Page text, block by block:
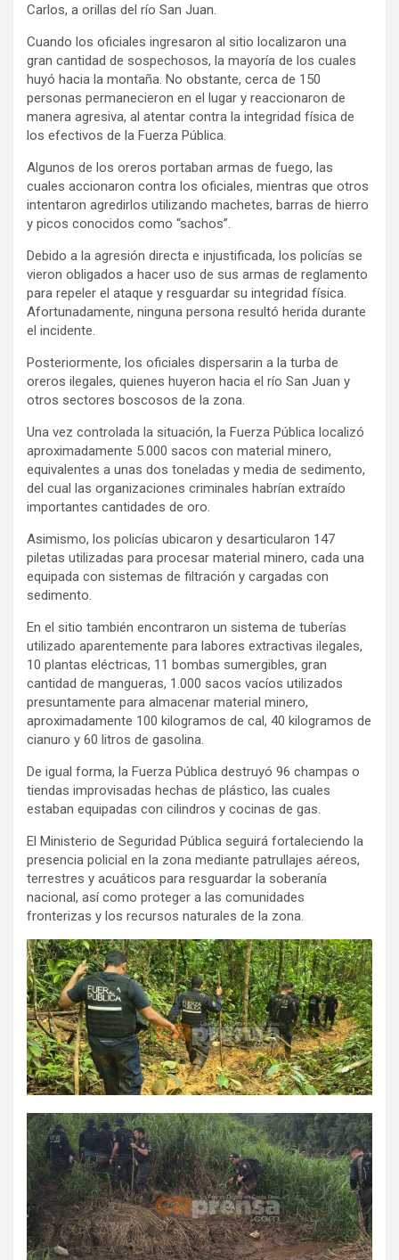
Carlos, a orillas del río San Juan.
Cuando los oficiales ingresaron al sitio localizaron una
gran cantidad de sospechosos, la mayoría de los cuales
huyó hacia la montaña. No obstante, cerca de 150
personas permanecieron en el lugar y reaccionaron de
manera agresiva, al atentar contra la integridad física de
los efectivos de la Fuerza Pública.
Algunos de los oreros portaban armas de fuego, las
cuales accionaron contra los oficiales, mientras que otros
intentaron agredirlos utilizando machetes, barras de hierro
y picos conocidos como “sachos”.
Debido a la agresión directa e injustificada, los policías se
vieron obligados a hacer uso de sus armas de reglamento
para repeler el ataque y resguardar su integridad física.
Afortunadamente, ninguna persona resultó herida durante
el incidente.
Posteriormente, los oficiales dispersarin a la turba de
oreros ilegales, quienes huyeron hacia el río San Juan y
otros sectores boscosos de la zona.
Una vez controlada la situación, la Fuerza Pública localizó
aproximadamente 5.000 sacos con material minero,
equivalentes a unas dos toneladas y media de sedimento,
del cual las organizaciones criminales habrían extraído
importantes cantidades de oro.
Asimismo, los policías ubicaron y desarticularon 147
piletas utilizadas para procesar material minero, cada una
equipada con sistemas de filtración y cargadas con
sedimento.
En el sitio también encontraron un sistema de tuberías
utilizado aparentemente para labores extractivas ilegales,
10 plantas eléctricas, 11 bombas sumergibles, gran
cantidad de mangueras, 1.000 sacos vacíos utilizados
presuntamente para almacenar material minero,
aproximadamente 100 kilogramos de cal, 40 kilogramos de
cianuro y 60 litros de gasolina.
De igual forma, la Fuerza Pública destruyó 96 champas o
tiendas improvisadas hechas de plástico, las cuales
estaban equipadas con cilindros y cocinas de gas.
El Ministerio de Seguridad Pública seguirá fortaleciendo la
presencia policial en la zona mediante patrullajes aéreos,
terrestres y acuáticos para resguardar la soberanía
nacional, así como proteger a las comunidades
fronterizas y los recursos naturales de la zona.